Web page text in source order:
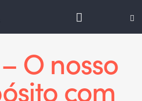
O nosso
com